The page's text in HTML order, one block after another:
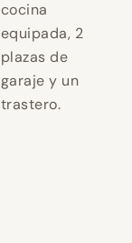
trastero.